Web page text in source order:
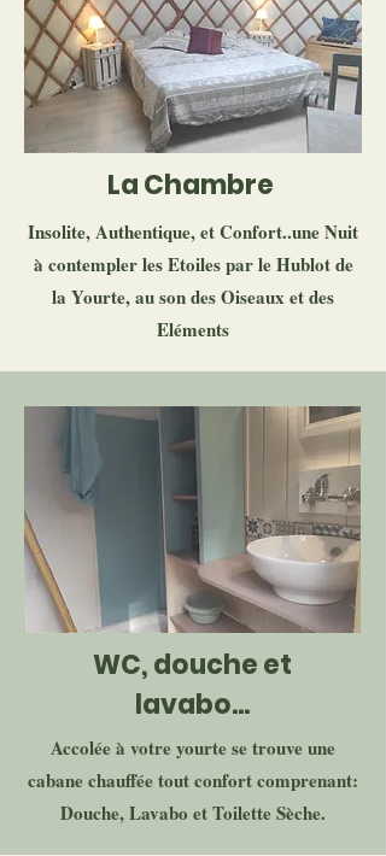
La Chambre
Insolite, Authentique, et Confort..une Nuit
à contempler les Etoiles par le Hublot de
la Yourte, au son des Oiseaux et des
Eléments
WC, douche et
lavabo...
Accolée à votre yourte se trouve une
cabane chauffée tout confort comprenant:
Douche, Lavabo et Toilette Sèche.